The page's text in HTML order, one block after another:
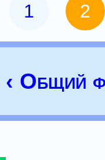
1 2
‹ Общий